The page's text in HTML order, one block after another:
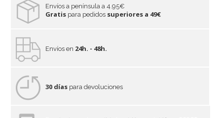
Envíos a península a 4.95€
Gratis para pedidos superiores a 49€
Envíos en 24h. - 48h.
30 días para devoluciones